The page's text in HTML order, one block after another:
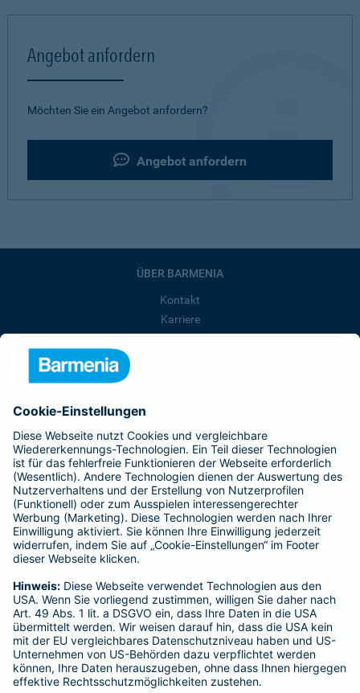
Angebot anfordern
Möchten Sie ein Angebot anfordern?
Angebot anfordern
ÜBER BARMENIA
Kontakt
Karriere
Presse
Barmenia ist Teil der BarmeniaGothaer
BELIEBTE SEITEN
Kranken-Zusatzversicherung
Tierversicherungen
Haftpflichtversicherung
Hausratversicherung
Adresse ändern
Schaden melden
Kilometerstandsmeldung
Serviceübersicht